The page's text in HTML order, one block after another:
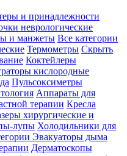
и принадлежности
неврологические
и манжеты Все категории
Термометры Скрыть
Коктейлеры
кислородные
Пульсоксиметры
Аппараты для
терапии Кресла
хирургические и
лупы Холодильники для
Эвакуаторы дыма
Дерматоскопы